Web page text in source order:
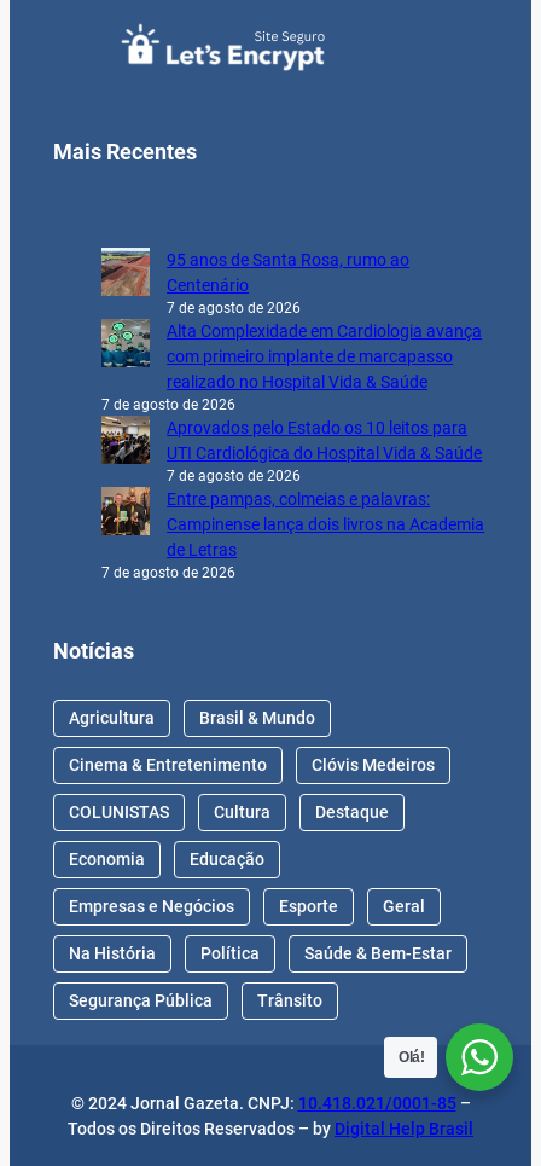
Mais Recentes
95 anos de Santa Rosa, rumo ao
Centenário
7 de agosto de 2026
Alta Complexidade em Cardiologia avança
com primeiro implante de marcapasso
realizado no Hospital Vida & Saúde
7 de agosto de 2026
Aprovados pelo Estado os 10 leitos para
UTI Cardiológica do Hospital Vida & Saúde
7 de agosto de 2026
Entre pampas, colmeias e palavras:
Campinense lança dois livros na Academia
de Letras
7 de agosto de 2026
Notícias
Agricultura Brasil & Mundo
Cinema & Entretenimento Clóvis Medeiros
COLUNISTAS Cultura Destaque
Economia Educação
Empresas e Negócios Esporte Geral
Na História Política Saúde & Bem-Estar
Segurança Pública Trânsito
© 2024 Jornal Gazeta. CNPJ: 10.418.021/0001-85–
Todos os Direitos Reservados – by Digital Help Brasil
Olá!